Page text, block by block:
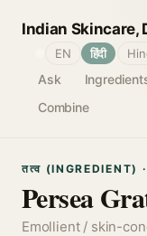
Indian Skincare,
Ask
Combine
EN हिंदी
तत्व (INGREDIENT)
Persea
Emollient / skin-